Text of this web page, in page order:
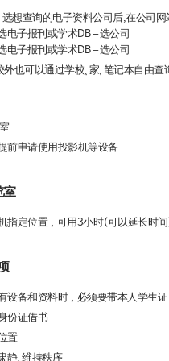
选想查询的电子资料公司后,在公司网
电子报刊或学术DB – 选公司
电子报刊或学术DB – 选公司
也可以通过学校、家、笔记本自由查
前申请使用投影机等设备
室
指定位置，可用3小时(可以延长时
设备和资料时，必须要带本人学生证
份证借书
置
静、维持秩序